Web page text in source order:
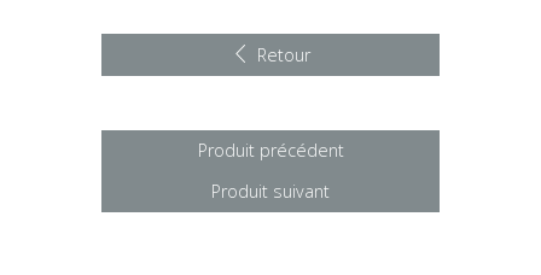
Retour
Produit précédent
Produit suivant